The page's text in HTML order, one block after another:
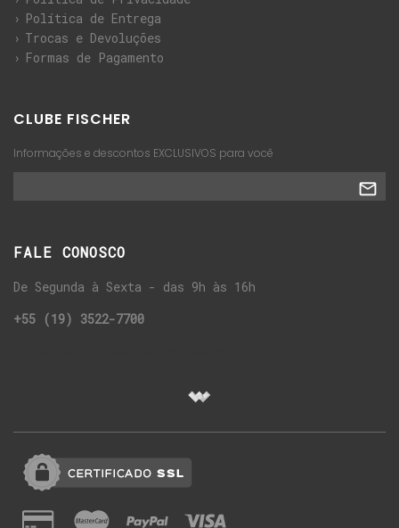
Política de Entrega
Trocas e Devoluções
Formas de Pagamento
CLUBE FISCHER
Informações e descontos EXCLUSIVOS para você
FALE CONOSCO
De Segunda à Sexta - das 9h às 16h
+55 (19) 3522-7700